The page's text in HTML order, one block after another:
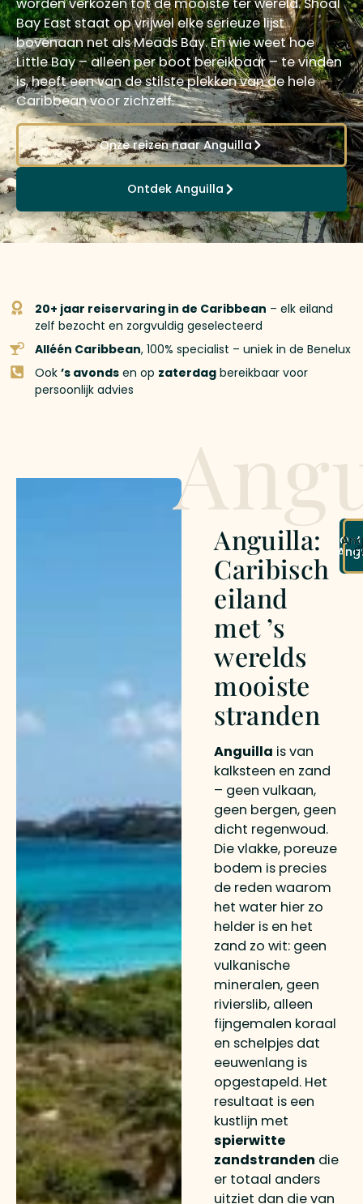
worden verkozen tot de mooiste ter wereld. Shoal
Bay East staat op vrijwel elke serieuze lijst
bovenaan net als Meads Bay. En wie weet hoe
Little Bay – alleen per boot bereikbaar – te vinden
is, heeft een van de stilste plekken van de hele
Caribbean voor zichzelf.
Onze reizen naar Anguilla
Ontdek Anguilla
20+ jaar reiservaring in de Caribbean – elk eiland
zelf bezocht en zorgvuldig geselecteerd
Alléén Caribbean, 100% specialist – uniek in de Benelux
Ook ’s avondsen op zaterdagbereikbaar voor
persoonlijk advies
Anguilla:
Caribisch
eiland
met ’s
werelds
mooiste
stranden
Anguilla is van
kalksteen en zand
– geen vulkaan,
geen bergen, geen
dicht regenwoud.
Die vlakke, poreuze
bodem is precies
de reden waarom
het water hier zo
helder is en het
zand zo wit: geen
vulkanische
mineralen, geen
rivierslib, alleen
fijngemalen koraal
en schelpjes dat
eeuwenlang is
opgestapeld. Het
resultaat is een
kustlijn met
spierwitte
zandstranden die
er totaal anders
uitziet dan die van